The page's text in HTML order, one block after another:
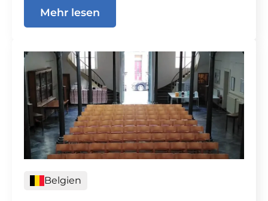
Mehr lesen
Belgien